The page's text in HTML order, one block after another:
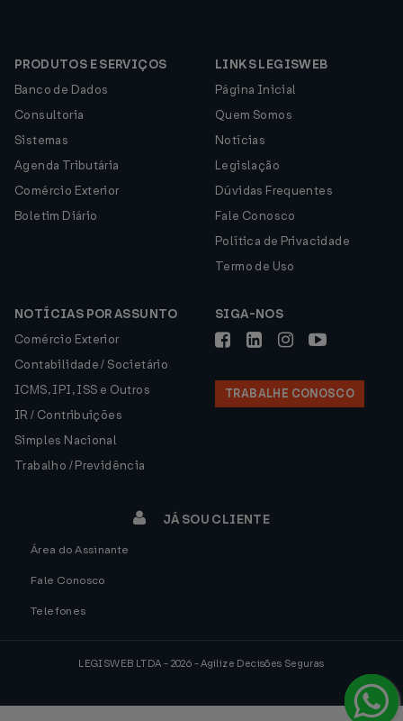
PRODUTOS E SERVIÇOS
Banco de Dados
Consultoria
Sistemas
Agenda Tributária
Comércio Exterior
Boletim Diário
LINKS LEGISWEB
Página Inicial
Quem Somos
Notícias
Legislação
Dúvidas Frequentes
Fale Conosco
Política de Privacidade
Termo de Uso
NOTÍCIAS POR ASSUNTO
Comércio Exterior
Contabilidade / Societário
ICMS, IPI, ISS e Outros
IR / Contribuições
Simples Nacional
Trabalho / Previdência
SIGA-NOS
TRABALHE CONOSCO
JÁ SOU CLIENTE
Área do Assinante
Fale Conosco
Telefones
LEGISWEB LTDA - 2026 - Agilize Decisões Seguras